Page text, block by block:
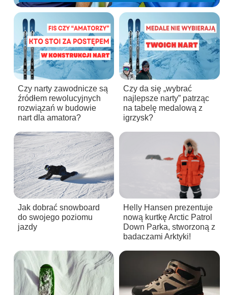
Czy narty zawodnicze są
źródłem rewolucyjnych
rozwiązań w budowie
nart dla amatora?
Czy da się „wybrać
najlepsze narty” patrząc
na tabelę medalową z
igrzysk?
Jak dobrać snowboard
do swojego poziomu
jazdy
Helly Hansen prezentuje
nową kurtkę Arctic Patrol
Down Parka, stworzoną z
badaczami Arktyki!